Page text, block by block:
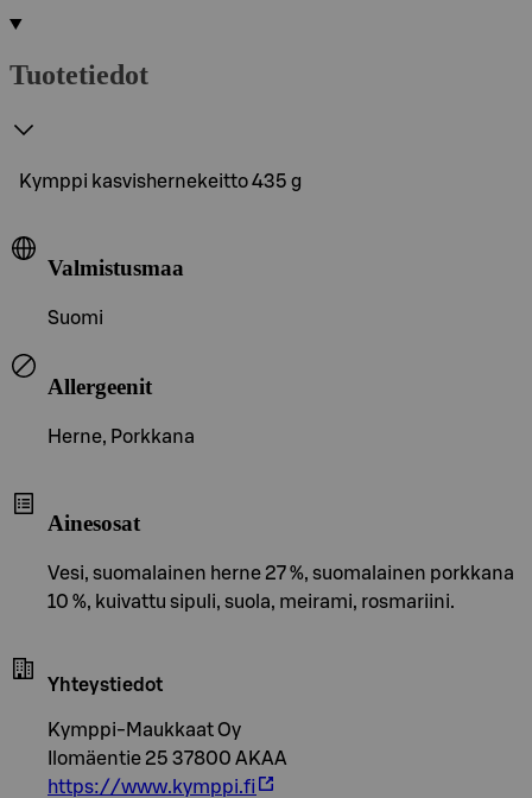
Tuotetiedot
Kymppi kasvishernekeitto 435 g
Valmistusmaa
Suomi
Allergeenit
Herne, Porkkana
Ainesosat
Vesi, suomalainen herne 27 %, suomalainen porkkana
10 %, kuivattu sipuli, suola, meirami, rosmariini.
Yhteystiedot
Kymppi-Maukkaat Oy
Ilomäentie 25 37800 AKAA
https://www.kymppi.fi